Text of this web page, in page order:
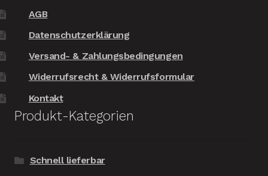
AGB
Datenschutzerklärung
Versand- & Zahlungsbedingungen
Widerrufsrecht & Widerrufsformular
Kontakt
Produkt-Kategorien
Schnell lieferbar